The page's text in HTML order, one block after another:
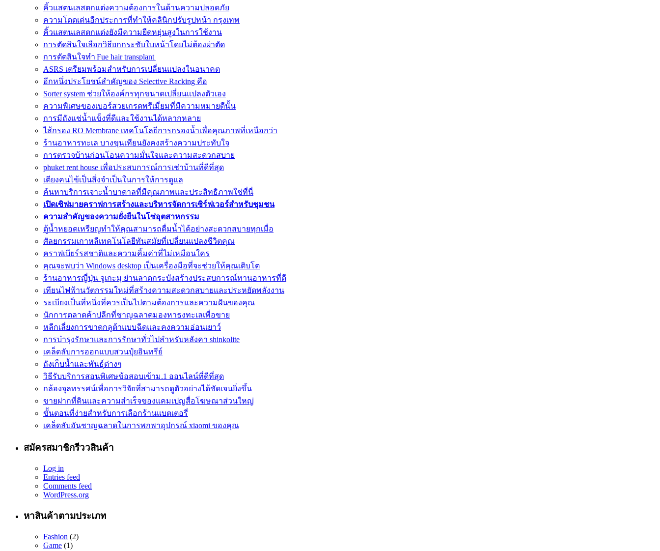
คิ้วแสตนเลสตกแต่งความต้องการในด้านความปลอดภัย
ความโดดเด่นอีกประการที่ทำให้คลินิกปรับรูปหน้า กรุงเทพ
คิ้วแสตนเลสตกแต่งยังมีความยืดหยุ่นสูงในการใช้งาน
การตัดสินใจเลือกวิธียกกระชับใบหน้าโดยไม่ต้องผ่าตัด
การตัดสินใจทำ Fue hair transplant
ASRS เตรียมพร้อมสำหรับการเปลี่ยนแปลงในอนาคต
อีกหนึ่งประโยชน์สำคัญของ Selective Racking คือ
Sorter system ช่วยให้องค์กรทุกขนาดเปลี่ยนแปลงตัวเอง
ความพิเศษของเบอร์สวยเกรดพรีเมี่ยมที่มีความหมายดีนั้น
การมีถังแช่น้ำแข็งที่ดีและใช้งานได้หลากหลาย
ไส้กรอง RO Membrane เทคโนโลยีการกรองน้ำเพื่อคุณภาพที่เหนือกว่า
ร้านอาหารทะเล บางขุนเทียนยังคงสร้างความประทับใจ
การตรวจบ้านก่อนโอนความมั่นใจและความสะดวกสบาย
phuket rent house เพื่อประสบการณ์การเช่าบ้านที่ดีที่สุด
เตียงคนไข้เป็นสิ่งจำเป็นในการให้การดูแล
ค้นหาบริการเจาะน้ำบาดาลที่มีคุณภาพและประสิทธิภาพใช่ที่นี่
เปิดเซิฟมายคราฟการสร้างและบริหารจัดการเซิร์ฟเวอร์สำหรับชุมชน
ความสำคัญของความยั่งยืนในโซ่อุตสาหกรรม
ตู้น้ำหยอดเหรียญทำให้คุณสามารถดื่มน้ำได้อย่างสะดวกสบายทุกเมื่อ
ศัลยกรรมเกาหลีเทคโนโลยีทันสมัยที่เปลี่ยนแปลงชีวิตคุณ
คราฟเบียร์รสชาติและความคิ้มค่าที่ไม่เหมือนใคร
คุณจะพบว่า Windows desktop เป็นเครื่องมือที่จะช่วยให้คุณเติบโต
ร้านอาหารญี่ปุ่น จูเกะมุ ย่านลาดกระบังสร้างประสบการณ์ทานอาหารที่ดี
เทียนไฟฟ้านวัตกรรมใหม่ที่สร้างความสะดวกสบายและประหยัดพลังงาน
ระเบียงเป็นที่หนึ่งที่ควรเป็นไปตามต้องการและความฝันของคุณ
นักการตลาดค้าปลีกที่ชาญฉลาดมองหาธงทะเลเพื่อขาย
หลีกเลี่ยงการขาดกลูต้าแบบฉีดและคงความอ่อนเยาว์
การบำรุงรักษาและการรักษาทั่วไปสำหรับหลังคา shinkolite
เคล็ดลับการออกแบบสวนปุ๋ยอินทรีย์
ถังเก็บน้ำและพันธุ์ต่างๆ
วิธีรับบริการสอนพิเศษข้อสอบเข้าม.1 ออนไลน์ที่ดีที่สุด
กล้องจุลทรรศน์เพื่อการวิจัยที่สามารถดูตัวอย่างได้ชัดเจนยิ่งขึ้น
ขายฝากที่ดินและความสำเร็จของแคมเปญสื่อโฆษณาส่วนใหญ่
ขั้นตอนที่ง่ายสำหรับการเลือกร้านแบตเตอรี่
เคล็ดลับอันชาญฉลาดในการพกพาอุปกรณ์ xiaomi ของคุณ
สมัครสมาชิกรีววสินค้า
Log in
Entries feed
Comments feed
WordPress.org
หาสินค้าตามประเภท
Fashion (2)
Game (1)